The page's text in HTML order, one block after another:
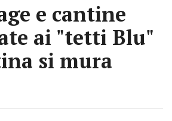
e cantine
ai "tetti Blu"
si mura